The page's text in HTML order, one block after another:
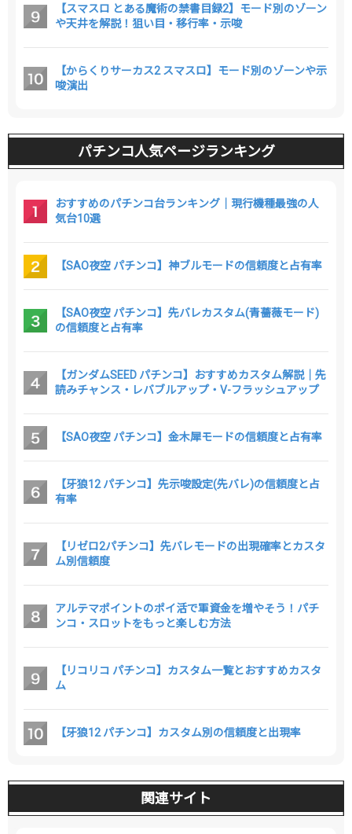
【スマスロ とある魔術の禁書目録2】モード別のゾーン
や天井を解説！狙い目・移行率・示唆
【からくりサーカス2 スマスロ】モード別のゾーンや示
唆演出
パチンコ人気ページランキング
おすすめのパチンコ台ランキング｜現行機種最強の人
気台10選
【SAO夜空 パチンコ】神ブルモードの信頼度と占有率
【SAO夜空 パチンコ】先バレカスタム(青薔薇モード)
の信頼度と占有率
【ガンダムSEED パチンコ】おすすめカスタム解説｜先
読みチャンス・レバブルアップ・V-フラッシュアップ
【SAO夜空 パチンコ】金木犀モードの信頼度と占有率
【牙狼12 パチンコ】先示唆設定(先バレ)の信頼度と占
有率
【リゼロ2パチンコ】先バレモードの出現確率とカスタ
ム別信頼度
アルテマポイントのポイ活で軍資金を増やそう！パチ
ンコ・スロットをもっと楽しむ方法
【リコリコ パチンコ】カスタム一覧とおすすめカスタ
ム
【牙狼12 パチンコ】カスタム別の信頼度と出現率
関連サイト